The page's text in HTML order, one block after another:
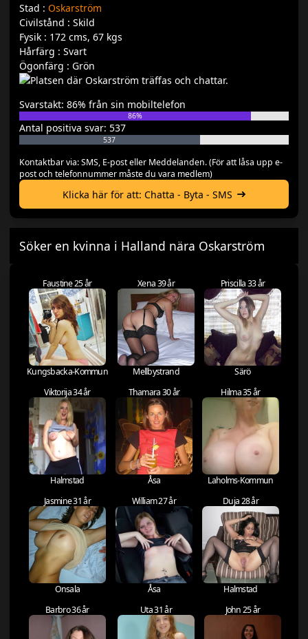
Stad : Oskarström
Civilstånd : Skild
Fysik : 172 cms, 67 kgs
Hårfärg : Svart
Ögonfärg : Grön
Svarstakt: 86% från sin mobiltelefon
86%
Antal positiva svar: 537
537
Kontaktbar via: SMS, E-post eller Meddelanden. (För att låsa upp e-
post och telefonnummer måste du vara medlem)
Klicka här för att: Chatta - Byta - SMS
Söker en kvinna i Halland nära Oskarström
Faustine 25 år
Kungsbacka-Kommun
Xena 39 år
Mellbystrand
Priscilla 33 år
Särö
Viktorija 34 år
Halmstad
Thamara 30 år
Åsa
Hilma 35 år
Laholms-Kommun
Jasmine 31 år
Onsala
William 27 år
Åsa
Duja 28 år
Halmstad
Barbro 36 år
Uta 31 år John 25 år